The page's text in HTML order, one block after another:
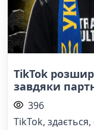
TikTok
завдяки
396
TikTok,